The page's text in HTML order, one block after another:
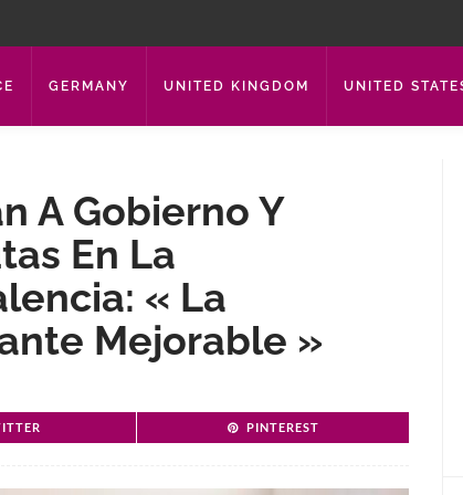
GERMANY UNITED KINGDOM UNITED
A Gobierno Y
En La
« La
Mejorable »
PINTEREST